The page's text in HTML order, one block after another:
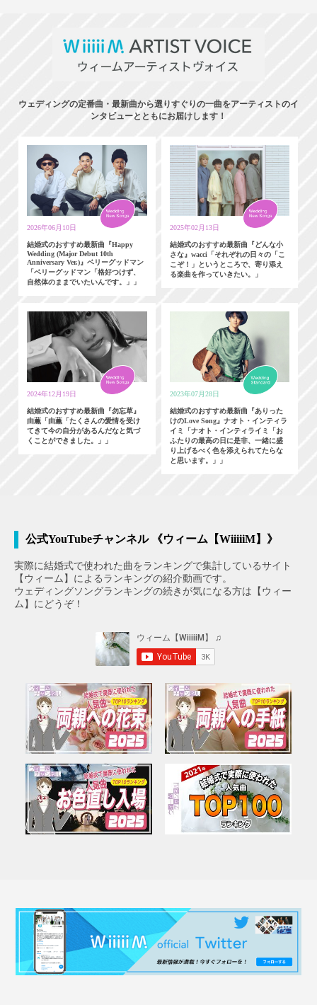
ウェディングの定番曲・最新曲から選りすぐりの一曲をアーティストのイ
ンタビューとともにお届けします！
2026年06月10日
結婚式のおすすめ最新曲『Happy
Wedding (Major Debut 10th
Anniversary Ver.)』ベリーグッドマン
「ベリーグッドマン「格好つけず、
自然体のままでいたいんです。」」
2025年02月13日
結婚式のおすすめ最新曲『どんな小
さな』wacci「それぞれの日々の「こ
こぞ！」というところで、寄り添え
る楽曲を作っていきたい。」
2024年12月19日
結婚式のおすすめ最新曲『勿忘草』
由薫「由薫「たくさんの愛情を受け
てきて今の自分があるんだなと気づ
くことができました。」」
2023年07月28日
結婚式のおすすめ最新曲『ありった
けのLove Song』ナオト・インティラ
イミ「ナオト・インティライミ「お
ふたりの最高の日に是非、一緒に盛
り上げるべく色を添えられてたらな
と思います。」」
公式YouTubeチャンネル 《ウィーム【WiiiiiM】》
実際に結婚式で使われた曲をランキングで集計しているサイト
【ウィーム】によるランキングの紹介動画です。
ウェディングソングランキングの続きが気になる方は【ウィー
ム】にどうぞ！